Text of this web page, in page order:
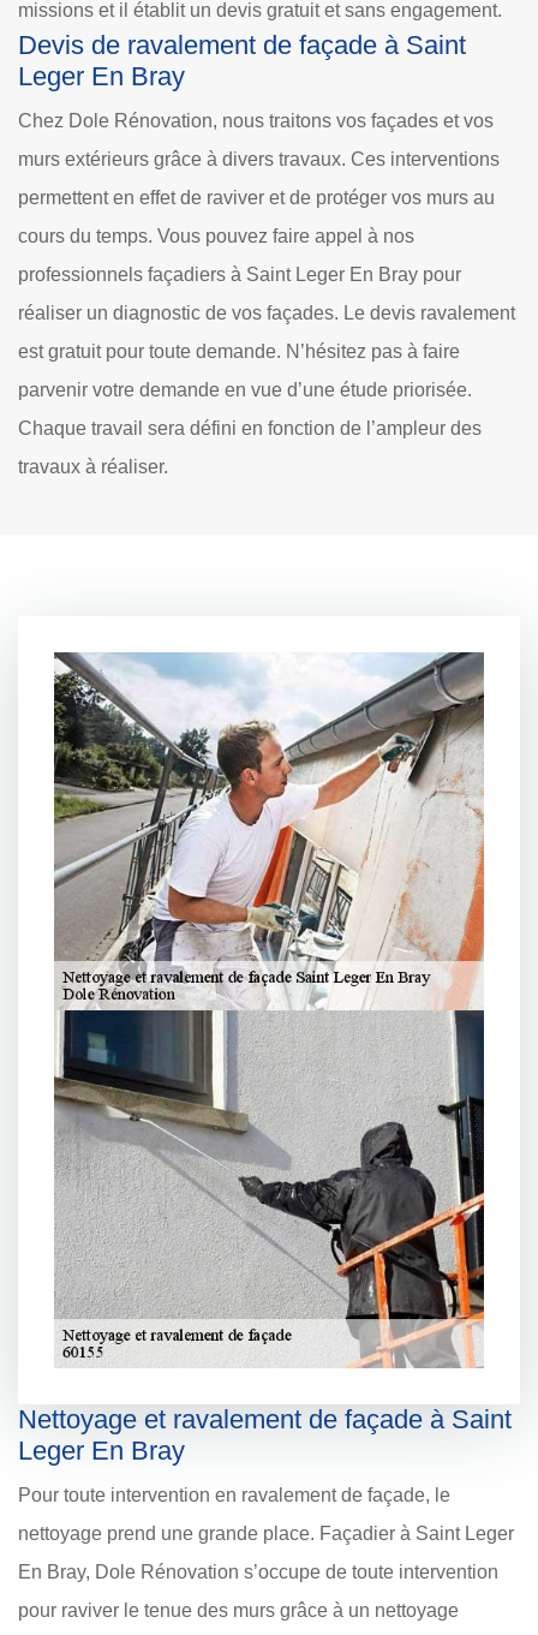
missions et il établit un devis gratuit et sans engagement.
Devis de ravalement de façade à Saint
Leger En Bray
Chez Dole Rénovation, nous traitons vos façades et vos
murs extérieurs grâce à divers travaux. Ces interventions
permettent en effet de raviver et de protéger vos murs au
cours du temps. Vous pouvez faire appel à nos
professionnels façadiers à Saint Leger En Bray pour
réaliser un diagnostic de vos façades. Le devis ravalement
est gratuit pour toute demande. N’hésitez pas à faire
parvenir votre demande en vue d’une étude priorisée.
Chaque travail sera défini en fonction de l’ampleur des
travaux à réaliser.
Nettoyage et ravalement de façade à Saint
Leger En Bray
Pour toute intervention en ravalement de façade, le
nettoyage prend une grande place. Façadier à Saint Leger
En Bray, Dole Rénovation s’occupe de toute intervention
pour raviver le tenue des murs grâce à un nettoyage